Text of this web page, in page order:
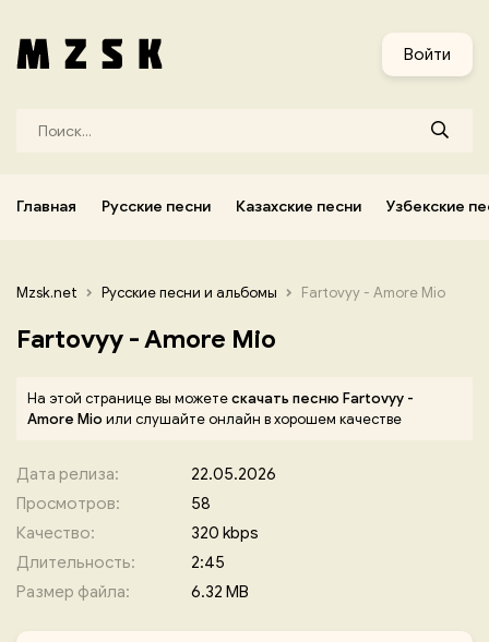
Войти
Главная Русские песни Казахские песни Узбекские
Mzsk.net Русские песни и альбомы Fartovyy - Amore Mio
Fartovyy - Amore Mio
На этой странице вы можетескачать песню Fartovyy -
Amore Mio или слушайте онлайн в хорошем качестве
Дата релиза:
22.05.2026
Просмотров:
58
Качество:
320 kbps
Длительность:
2:45
Размер файла:
6.32 MB
Узбекские песни Корейские песни